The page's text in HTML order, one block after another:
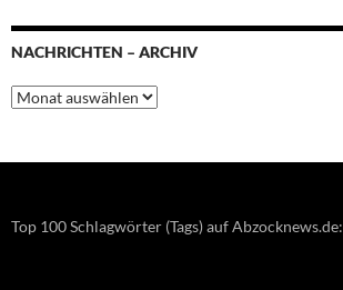
NACHRICHTEN – ARCHIV
Nachrichten
–
Top 100 Schlagwörter (Tags) auf Abzocknews.de: